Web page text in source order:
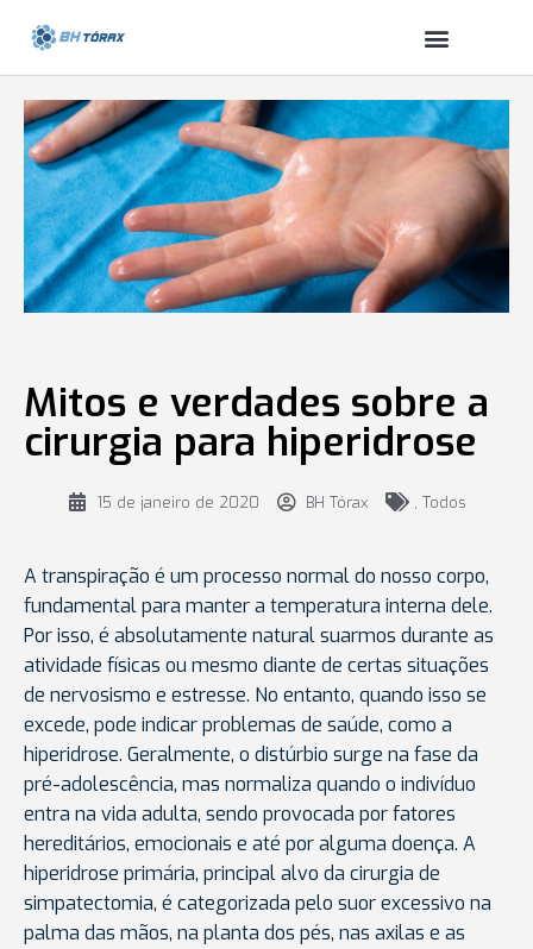
Mitos e verdades sobre a
cirurgia para hiperidrose
15 de janeiro de 2020 BH Tórax , Todos
A transpiração é um processo normal do nosso corpo,
fundamental para manter a temperatura interna dele.
Por isso, é absolutamente natural suarmos durante as
atividade físicas ou mesmo diante de certas situações
de nervosismo e estresse. No entanto, quando isso se
excede, pode indicar problemas de saúde, como a
hiperidrose. Geralmente, o distúrbio surge na fase da
pré-adolescência, mas normaliza quando o indivíduo
entra na vida adulta, sendo provocada por fatores
hereditários, emocionais e até por alguma doença. A
hiperidrose primária, principal alvo da cirurgia de
simpatectomia, é categorizada pelo suor excessivo na
palma das mãos, na planta dos pés, nas axilas e as